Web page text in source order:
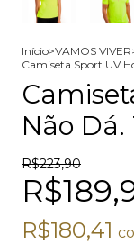
Início>VAMOS VIVER
Camiseta Sport UV
Não
R$223,90
R$180,41